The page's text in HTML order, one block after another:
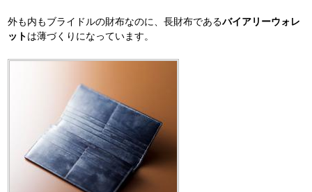
外も内もブライドルの財布なのに、長財布であるバイアリーウォレ
ットは薄づくりになっています。